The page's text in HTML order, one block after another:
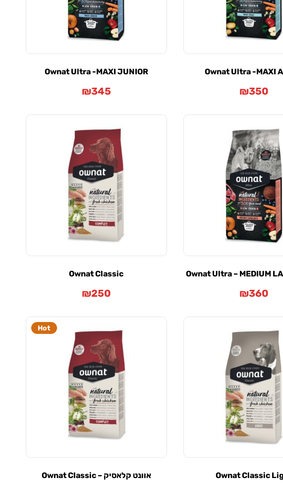
Ownat Ultra -MAXI
₪350
Ownat Ultra -MAXI JUNIOR
₪345
Ownat Ultra – MEDIUM
₪360
Ownat Classic
₪250
Ownat Classic
Hot
אוונט קלאסיק – Ownat Classic